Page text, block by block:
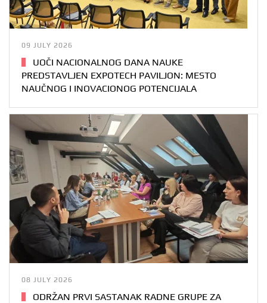
09 JULY 2026
UOČI NACIONALNOG DANA NAUKE
PREDSTAVLJEN EXPOTECH PAVILJON: MESTO
NAUČNOG I INOVACIONOG POTENCIJALA
08 JULY 2026
ODRŽAN PRVI SASTANAK RADNE GRUPE ZA